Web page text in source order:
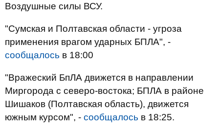
Воздушные силы ВСУ.
"Сумская и Полтавская области - угроза
применения врагом ударных БПЛА", -
сообщалось в 18:00
"Вражеский БпЛА движется в направлении
Миргорода с северо-востока; БПЛА в районе
Шишаков (Полтавская область), движется
южным курсом", - сообщалось в 18:25.